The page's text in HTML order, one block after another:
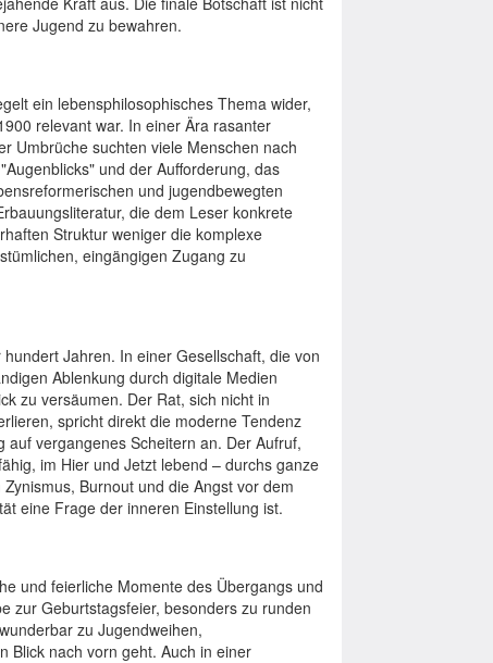
Jugend zu bewahren.
ein lebensphilosophisches Thema wider,
relevant war. In einer Ära rasanter
Umbrüche suchten viele Menschen nach
und der Aufforderung, das
und jugendbewegten
die dem Leser konkrete
Struktur weniger die komplexe
eingängigen Zugang zu
Jahren. In einer Gesellschaft, die von
Ablenkung durch digitale Medien
zu versäumen. Der Rat, sich nicht in
spricht direkt die moderne Tendenz
vergangenes Scheitern an. Der Aufruf,
im Hier und Jetzt lebend – durchs ganze
Burnout und die Angst vor dem
eine Frage der inneren Einstellung ist.
und feierliche Momente des Übergangs und
zur Geburtstagsfeier, besonders zu runden
zu Jugendweihen,
Blick nach vorn geht. Auch in einer